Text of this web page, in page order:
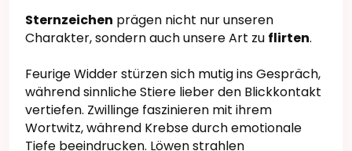
Sternzeichen prägen nicht nur unseren
Charakter, sondern auch unsere Art zu flirten.
Feurige Widder stürzen sich mutig ins Gespräch,
während sinnliche Stiere lieber den Blickkontakt
vertiefen. Zwillinge faszinieren mit ihrem
Wortwitz, während Krebse durch emotionale
Tiefe beeindrucken. Löwen strahlen